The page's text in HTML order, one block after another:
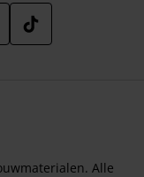
Alle